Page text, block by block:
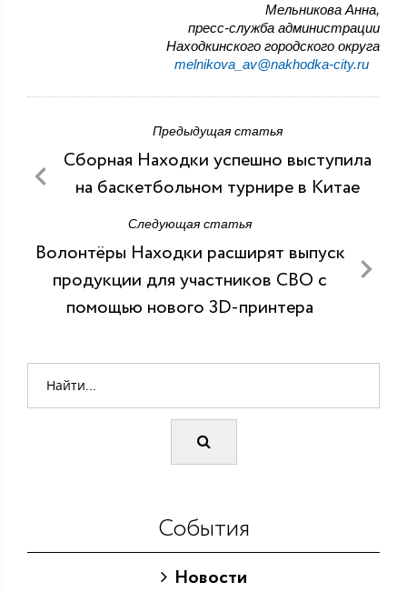
Мельникова Анна,
пресс-служба администрации
Находкинского городского округа
melnikova_av@nakhodka-city.ru
Предыдущая статья
Сборная Находки успешно выступила
на баскетбольном турнире в Китае
Следующая статья
Волонтёры Находки расширят выпуск
продукции для участников СВО с
помощью нового 3D-принтера
События
Новости